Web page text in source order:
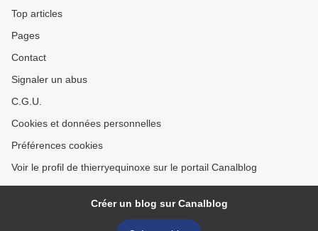
Top articles
Pages
Contact
Signaler un abus
C.G.U.
Cookies et données personnelles
Préférences cookies
Voir le profil de thierryequinoxe sur le portail Canalblog
Créer un blog sur Canalblog